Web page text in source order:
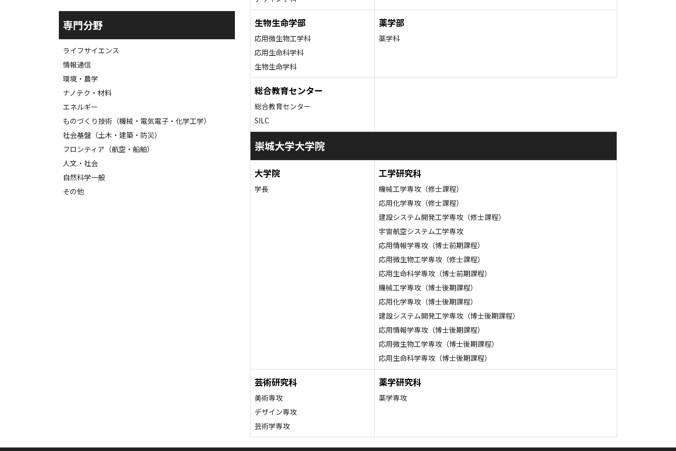
専門分野
ライフサイエンス
情報通信
環境・農学
ナノテク・材料
エネルギー
ものづくり技術（機械・電気電子・化学工学）
社会基盤（土木・建築・防災）
フロンティア（航空・船舶）
人文・社会
自然科学一般
その他
生物生命学部
応用微生物工学科
応用生命科学科
生物生命学科
薬学部
薬学科
総合教育センター
総合教育センター
SILC
崇城大学大学院
大学院
学長
工学研究科
機械工学専攻（修士課程）
応用化学専攻（修士課程）
建設システム開発工学専攻（修士課程）
宇宙航空システム工学専攻
応用情報学専攻（博士前期課程）
応用微生物工学専攻（修士課程）
応用生命科学専攻（博士前期課程）
機械工学専攻（博士後期課程）
応用化学専攻（博士後期課程）
建設システム開発工学専攻（博士後期課程）
応用情報学専攻（博士後期課程）
応用微生物工学専攻（博士後期課程）
応用生命科学専攻（博士後期課程）
芸術研究科
美術専攻
デザイン専攻
芸術学専攻
薬学研究科
薬学専攻